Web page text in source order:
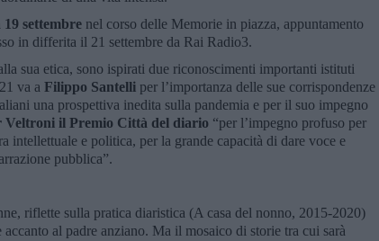
settembre nel corso delle Memorie in piazza, appuntamento
in differita il 21 settembre da Rai Radio3.
sua etica, sono ispirati due riconoscimenti importanti istituti
va a Filippo Santelli per l’importanza delle sue corrispondenze
una prospettiva inedita sulla pandemia e per il suo impegno
Veltroni il Premio Città del diario “per l’impegno profuso per
intellettuale e politica, per la grande capacità di dare voce e
pubblica”.
riflette sulla pratica diaristica (A casa del nonno, 2015-2020)
al padre anziano. Ma il mosaico di storie tra cui sarà